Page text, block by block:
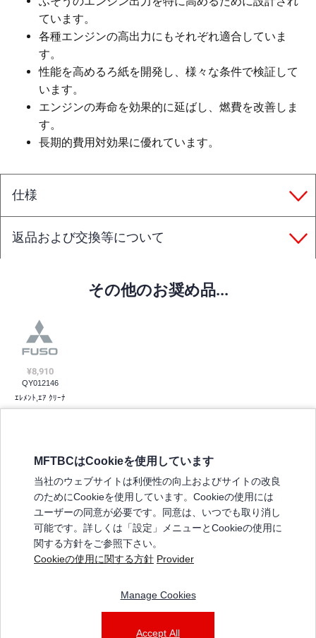
ています。
各種エンジンの高出力にもそれぞれ適合していま
す。
性能を高めるろ紙を開発し、様々な条件で検証して
います。
エンジンの寿命を効果的に延ばし、燃費を改善しま
す。
長期的費用対効果に優れています。
仕様
返品および交換等について
その他のお奨め品...
¥8,910
QY012146
ｴﾚﾒﾝﾄ,ｴｱ ｸﾘｰﾅ
弊社の製品について
販売店リスト
よくある質問 / お問い合わせ
特定商取引法に基づく表記
三菱ふそうショップ_利用規約
MFTBCはCookieを使用しています
当社のウェブサイトは利便性の向上およびサイトの改良
のためにCookieを使用しています。Cookieの使用には
ユーザーの同意が必要です。同意は、いつでも取り消し
可能です。詳しくは「設定」メニューとCookieの使用に
関する方針をご参照下さい。
Cookieの使用に関する方針 Provider
Manage Cookies
Accept All